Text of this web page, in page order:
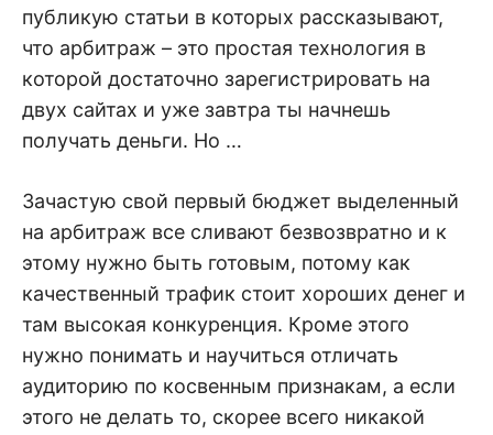
публикую статьи в которых рассказывают,
что арбитраж – это простая технология в
которой достаточно зарегистрировать на
двух сайтах и уже завтра ты начнешь
получать деньги. Но …
Зачастую свой первый бюджет выделенный
на арбитраж все сливают безвозвратно и к
этому нужно быть готовым, потому как
качественный трафик стоит хороших денег и
там высокая конкуренция. Кроме этого
нужно понимать и научиться отличать
аудиторию по косвенным признакам, а если
этого не делать то, скорее всего никакой